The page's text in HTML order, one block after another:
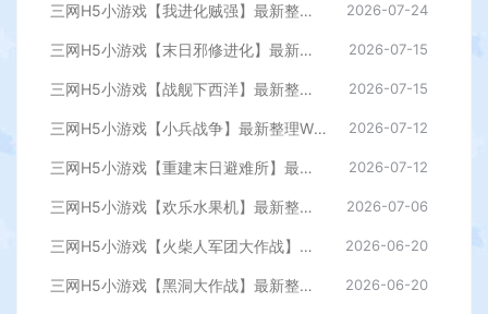
三网H5小游戏【我进化贼强】最新整理WIN系服务端+Linux手工服务端+详细搭建教程 2026-07-24
三网H5小游戏【末日邪修进化】最新整理WIN系服务端+Linux手工服务端+详细搭建教程 2026-07-15
三网H5小游戏【战舰下西洋】最新整理WIN系服务端+Linux手工服务端+详细搭建教程 2026-07-15
三网H5小游戏【小兵战争】最新整理WIN系服务端+Linux手工服务端+详细搭建教程 2026-07-12
三网H5小游戏【重建末日避难所】最新整理WIN系服务端+Linux手工服务端+详细搭建教程 2026-07-12
三网H5小游戏【欢乐水果机】最新整理WIN系服务端+Linux手工服务端+详细搭建教程 2026-07-06
三网H5小游戏【火柴人军团大作战】最新整理WIN系服务端+Linux手工服务端+详细搭建教程 2026-06-20
三网H5小游戏【黑洞大作战】最新整理WIN系服务端+Linux手工服务端+详细搭建教程 2026-06-20